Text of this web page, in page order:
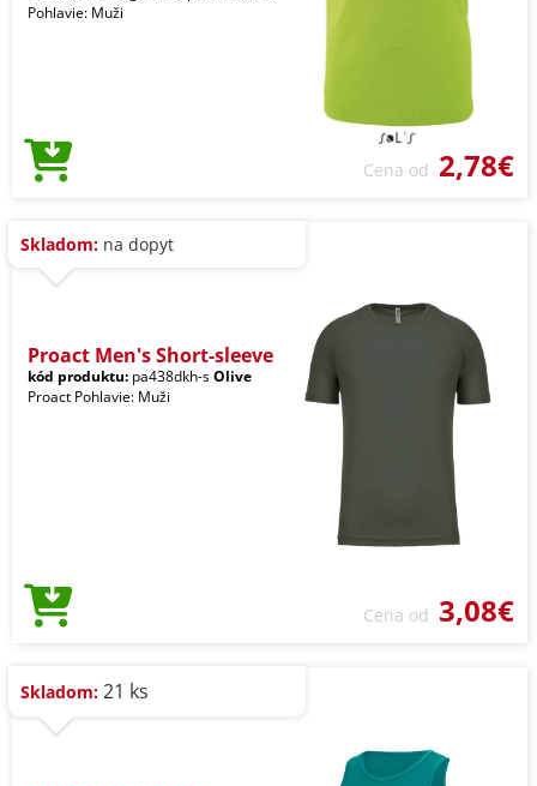
Pohlavie: Muži
Cena od 2,78€
Skladom: na dopyt
Proact Men's Short-sleeve
kód produktu: pa438dkh-sOlive
Proact Pohlavie: Muži
Cena od 3,08€
Skladom: 21 ks